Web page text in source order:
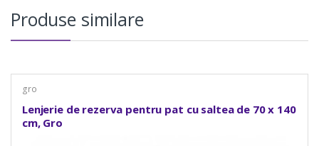
Produse similare
gro
Lenjerie de rezerva pentru pat cu saltea de 70 x 140
cm, Gro